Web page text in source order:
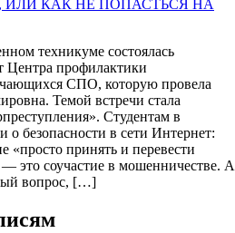
техникуме состоялась
Центра профилактики
СПО, которую провела
Темой встречи стала
Студентам в
о безопасности в сети Интернет:
«просто принять и перевести
— это соучастие в мошенничестве. А
вопрос, […]